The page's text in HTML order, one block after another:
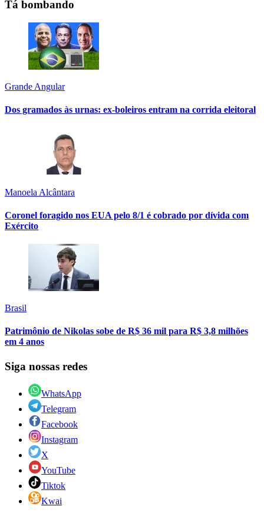
Tá bombando
Grande Angular
Dos gramados às urnas: ex-boleiros entram na corrida eleitoral
Manoela Alcântara
Coronel foragido nos EUA pelo 8/1 é cobrado por dívida com
Exército
Brasil
Patrimônio de Nikolas sobe de R$ 36 mil para R$ 3,8 milhões
em 4 anos
Siga nossas redes
WhatsApp
Telegram
Facebook
Instagram
X
YouTube
Tiktok
Kwai